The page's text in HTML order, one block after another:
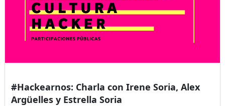
#Hackearnos: Charla con Irene Soria, Alex
Argüelles y Estrella Soria